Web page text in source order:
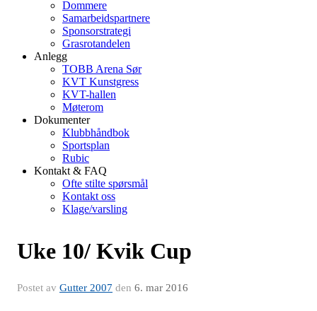
Dommere
Samarbeidspartnere
Sponsorstrategi
Grasrotandelen
Anlegg
TOBB Arena Sør
KVT Kunstgress
KVT-hallen
Møterom
Dokumenter
Klubbhåndbok
Sportsplan
Rubic
Kontakt & FAQ
Ofte stilte spørsmål
Kontakt oss
Klage/varsling
Uke 10/ Kvik Cup
Postet av Gutter 2007 den 6. mar 2016